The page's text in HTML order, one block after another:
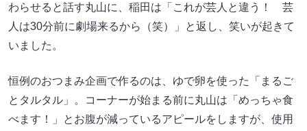
わらせると話す丸山に、稲田は「これが芸人と違う！ 芸
人は30分前に劇場来るから（笑）」と返し、笑いが起きて
いました。
恒例のおつまみ企画で作るのは、ゆで卵を使った「まるご
とタルタル」。コーナーが始まる前に丸山は「めっちゃ食
べます！」とお腹が減っているアピールをしますが、使用